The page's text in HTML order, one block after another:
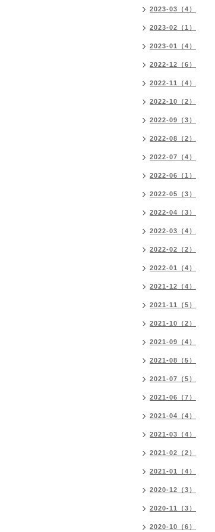
2023-03（4）
2023-02（1）
2023-01（4）
2022-12（6）
2022-11（4）
2022-10（2）
2022-09（3）
2022-08（2）
2022-07（4）
2022-06（1）
2022-05（3）
2022-04（3）
2022-03（4）
2022-02（2）
2022-01（4）
2021-12（4）
2021-11（5）
2021-10（2）
2021-09（4）
2021-08（5）
2021-07（5）
2021-06（7）
2021-04（4）
2021-03（4）
2021-02（2）
2021-01（4）
2020-12（3）
2020-11（3）
2020-10（6）